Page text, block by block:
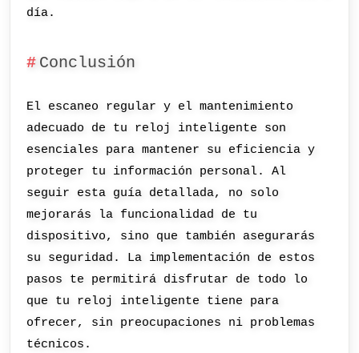
día.
Conclusión
El escaneo regular y el mantenimiento
adecuado de tu reloj inteligente son
esenciales para mantener su eficiencia y
proteger tu información personal. Al
seguir esta guía detallada, no solo
mejorarás la funcionalidad de tu
dispositivo, sino que también asegurarás
su seguridad. La implementación de estos
pasos te permitirá disfrutar de todo lo
que tu reloj inteligente tiene para
ofrecer, sin preocupaciones ni problemas
técnicos.